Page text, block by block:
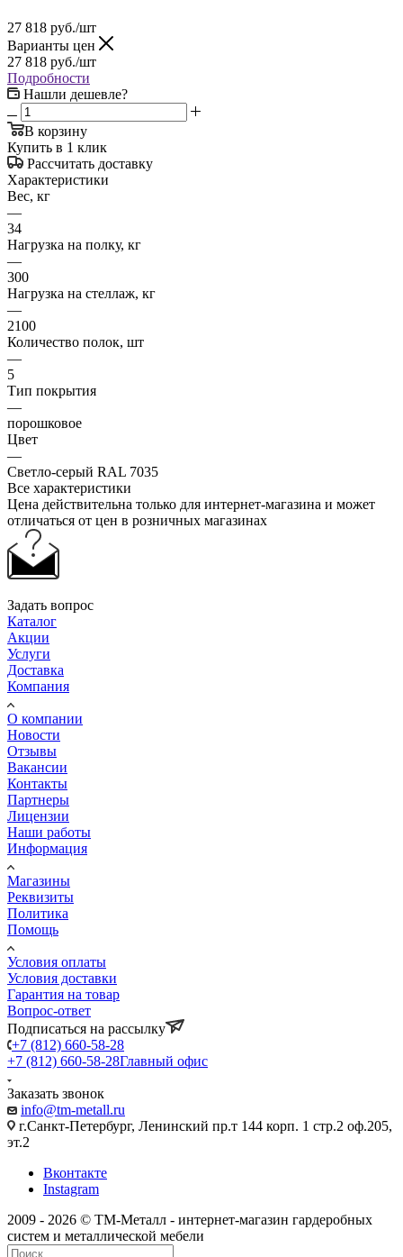
27 818 руб./шт
Варианты цен
27 818 руб./шт
Подробности
Нашли дешевле?
В корзину
Купить в 1 клик
Рассчитать доставку
Характеристики
Вес, кг
—
34
Нагрузка на полку, кг
—
300
Нагрузка на стеллаж, кг
—
2100
Количество полок, шт
—
5
Тип покрытия
—
порошковое
Цвет
—
Светло-серый RAL 7035
Все характеристики
Цена действительна только для интернет-магазина и может
отличаться от цен в розничных магазинах
Задать вопрос
Каталог
Акции
Услуги
Доставка
Компания
О компании
Новости
Отзывы
Вакансии
Контакты
Партнеры
Лицензии
Наши работы
Информация
Магазины
Реквизиты
Политика
Помощь
Условия оплаты
Условия доставки
Гарантия на товар
Вопрос-ответ
Подписаться на рассылку
+7 (812) 660-58-28
+7 (812) 660-58-28Главный офис
Заказать звонок
info@tm-metall.ru
г.Санкт-Петербург, Ленинский пр.т 144 корп. 1 стр.2 оф.205,
эт.2
Вконтакте
Instagram
2009 - 2026 © ТМ-Металл - интернет-магазин гардеробных
систем и металлической мебели